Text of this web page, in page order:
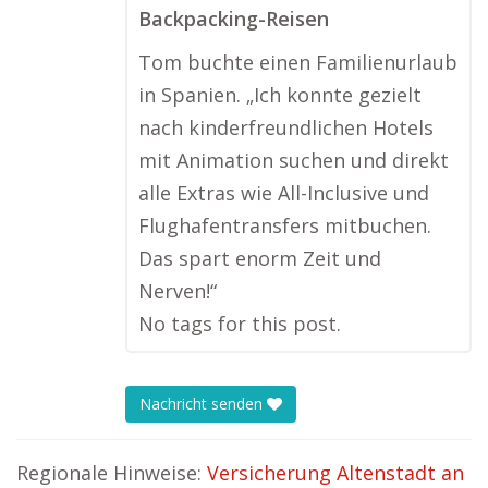
Backpacking-Reisen
Tom buchte einen Familienurlaub
in Spanien. „Ich konnte gezielt
nach kinderfreundlichen Hotels
mit Animation suchen und direkt
alle Extras wie All-Inclusive und
Flughafentransfers mitbuchen.
Das spart enorm Zeit und
Nerven!“
No tags for this post.
Nachricht senden
Regionale Hinweise: Versicherung Altenstadt an